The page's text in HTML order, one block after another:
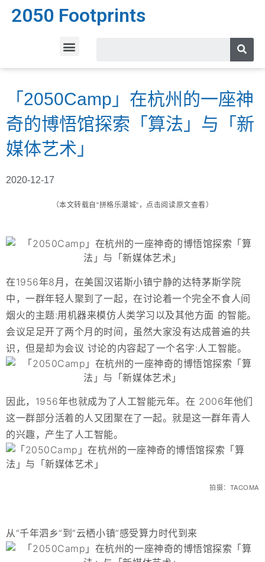
2050 Footprints
「2050Camp」在杭州的一座神
奇的博悟馆探索「算法」与「新
媒体艺术」
2020-12-17
（本文转载自“拼格乐潮城“，点击阅读原文查看）
在1956年8月，在美国汉诺斯小镇宁静的达特茅斯学院
中，一群年轻人聚到了一起，在讨论着一个完全不食人间
烟火的主题:用机器来模仿人类学习以及其他方面 的智能。
会议足足开了两个月的时间，虽然大家没有达成普遍的共
识，但是却为会议 讨论的内容起了一个名字:人工智能。
因此，1956年也就成为了人工智能元年。在 2006年他们
这一群部分活着的人又团聚在了一起。就是这一群年⻘人
的兴趣，产生了人工智能。
拍摄：TACOMA
从“千年泗乡”到“云栖小镇”感受算力时代到来